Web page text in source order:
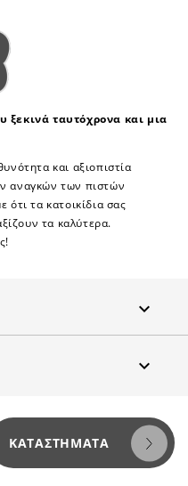
ξεκινά ταυτόχρονα και μια
και αξιοπιστία
αναγκών των πιστών
τα κατοικίδια σας
τα καλύτερα.


ΚΑΤΑΣΤΉΜΑΤΑ